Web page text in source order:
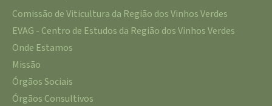
Comissão de Viticultura da Região dos Vinhos Verdes
EVAG - Centro de Estudos da Região dos Vinhos Verdes
Onde Estamos
Missão
Órgãos Sociais
Órgãos Consultivos